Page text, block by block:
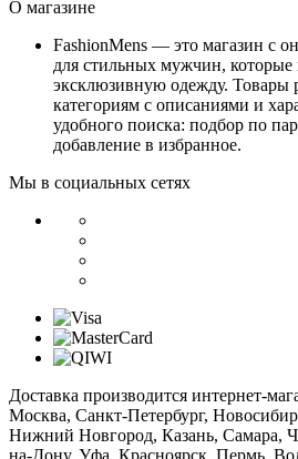
О магазине
FashionMens — это магазин с
для стильных мужчин, которые
эксклюзивную одежду. Товары
категориям с описаниями и
удобного поиска: подбор по
добавление в избранное.
Мы в социальных сетях
Доставка производится интернет-
Москва, Санкт-Петербург,
Нижний Новгород, Казань, Самара,